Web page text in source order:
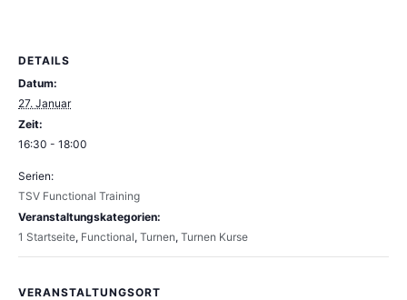
DETAILS
Datum:
27. Januar
Zeit:
16:30 - 18:00
Serien:
TSV Functional Training
Veranstaltungskategorien:
1 Startseite, Functional, Turnen, Turnen Kurse
VERANSTALTUNGSORT